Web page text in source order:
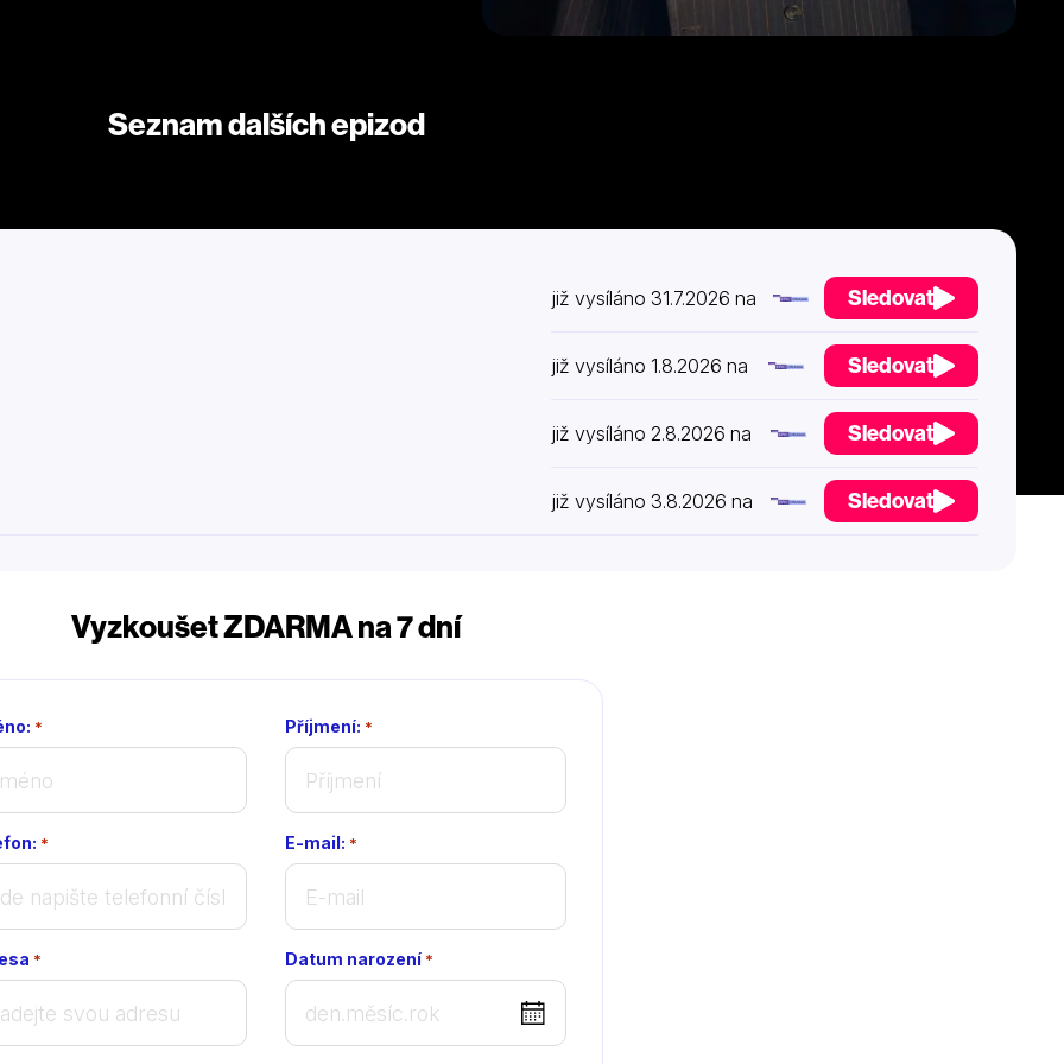
Seznam dalších epizod
již vysíláno 31.7.2026 na Sledovat
již vysíláno 1.8.2026 na Sledovat
již vysíláno 2.8.2026 na Sledovat
již vysíláno 3.8.2026 na Sledovat
Vyzkoušet ZDARMA na 7 dní
* Příjmení: *
* E-mail: *
* Datum narození *
DD
dot